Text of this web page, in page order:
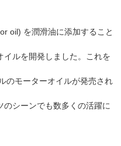
oil) を潤滑油に添加すること
ルを開発しました。これを
のモーターオイルが発売され
のシーンでも数多くの活躍に